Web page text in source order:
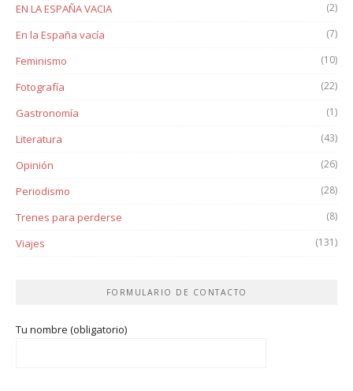
EN LA ESPAÑA VACIA (2)
En la España vacía (7)
Feminismo (10)
Fotografía (22)
Gastronomía (1)
Literatura (43)
Opinión (26)
Periodismo (28)
Trenes para perderse (8)
Viajes (131)
FORMULARIO DE CONTACTO
Tu nombre (obligatorio)